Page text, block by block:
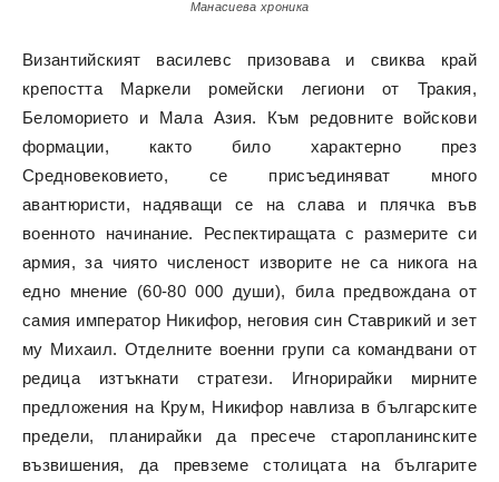
Манасиева хроника
Византийският василевс призовава и свиква край
крепостта Маркели ромейски легиони от Тракия,
Беломорието и Мала Азия. Към редовните войскови
формации, както било характерно през
Средновековието, се присъединяват много
авантюристи, надяващи се на слава и плячка във
военното начинание. Респектиращата с размерите си
армия, за чиято численост изворите не са никога на
едно мнение (60-80 000 души), била предвождана от
самия император Никифор, неговия син Ставрикий и зет
му Михаил. Отделните военни групи са командвани от
редица изтъкнати стратези. Игнорирайки мирните
предложения на Крум, Никифор навлиза в българските
предели, планирайки да пресече старопланинските
възвишения, да превземе столицата на българите